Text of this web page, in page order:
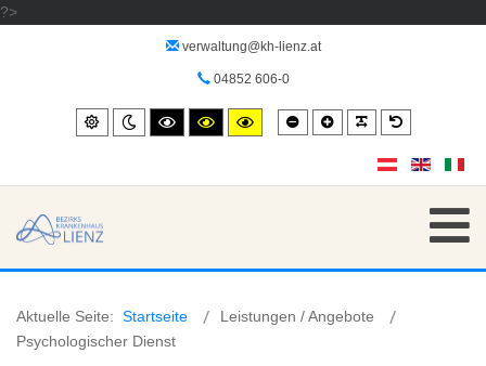
?>
verwaltung@kh-lienz.at
04852 606-0
Standard
Night
mode
High
contrast
High
contrast
High
contrast
Smaller
font
Larger
font
Default
font
Aktuelle Seite: Startseite
Leistungen / Angebote
Psychologischer Dienst